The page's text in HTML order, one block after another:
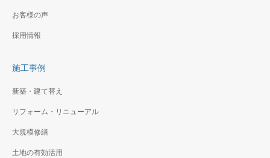
ドに特徴のある複合ビル
お客様の声
採用情報
施工事例
新築・建て替え
リフォーム・リニューアル
大規模修繕
土地の有効活用